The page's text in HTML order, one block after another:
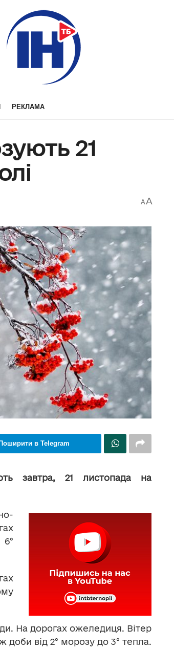
РЕКЛАМА
21
AA
Поширити в Telegram
завтра, 21 листопада на
На дорогах ожеледиця. Вітер
доби від 2° морозу до 3° тепла.